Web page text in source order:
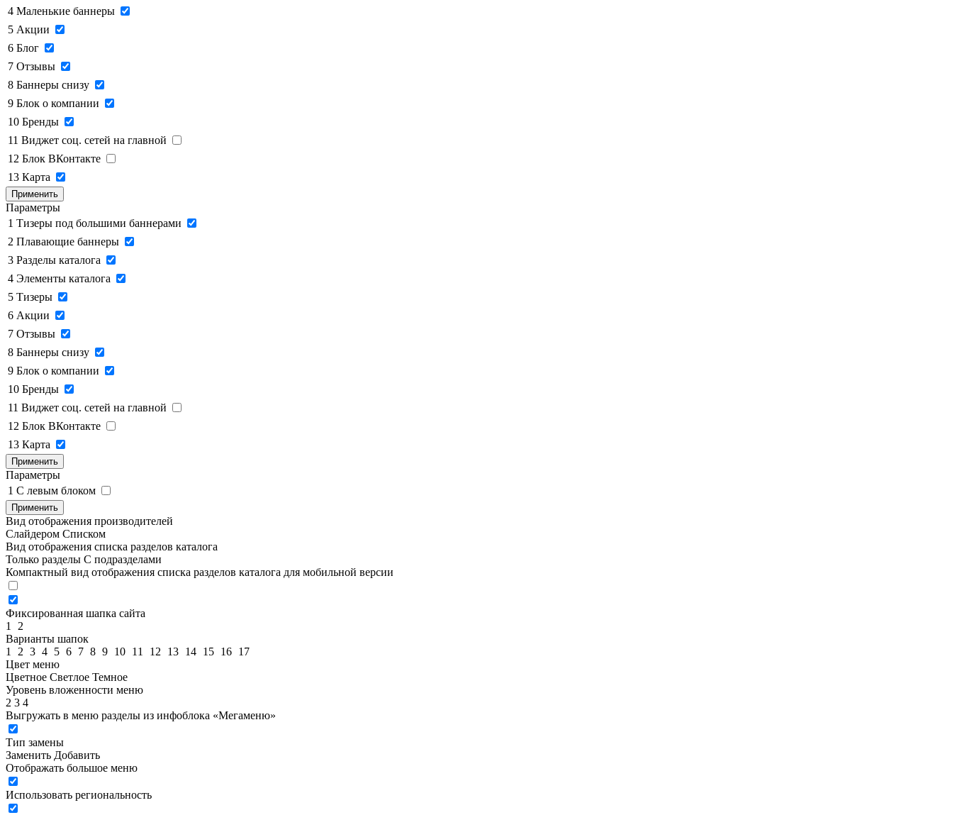
4 Маленькие баннеры
5 Акции
6 Блог
7 Отзывы
8 Баннеры снизу
9 Блок о компании
10 Бренды
11 Виджет соц. сетей на главной
12 Блок ВКонтакте
13 Карта
Применить
Параметры
1 Тизеры под большими баннерами
2 Плавающие баннеры
3 Разделы каталога
4 Элементы каталога
5 Тизеры
6 Акции
7 Отзывы
8 Баннеры снизу
9 Блок о компании
10 Бренды
11 Виджет соц. сетей на главной
12 Блок ВКонтакте
13 Карта
Применить
Параметры
1 C левым блоком
Применить
Вид отображения производителей
Слайдером Списком
Вид отображения списка разделов каталога
Только разделы С подразделами
Компактный вид отображения списка разделов каталога для мобильной версии
Фиксированная шапка сайта
1
2
Варианты шапок
1
2 3 4 5 6 7 8 9 10 11 12 13 14 15 16 17
Цвет меню
Цветное Светлое Темное
Уровень вложенности меню
2 3 4
Выгружать в меню разделы из инфоблока «Мегаменю»
Тип замены
Заменить Добавить
Отображать большое меню
Использовать региональность